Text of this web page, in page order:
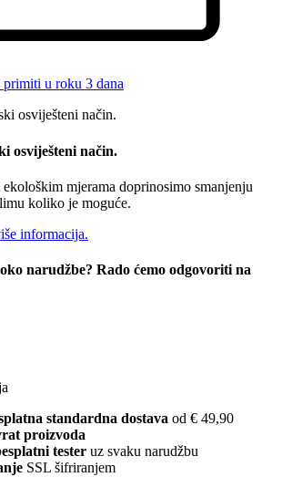
primiti u roku 3 dana
osviješteni način.
mjerama doprinosimo smanjenju
koliko je moguće.
informacija.
narudžbe? Rado ćemo odgovoriti na
standardna dostava od € 49,90
proizvoda
tester uz svaku narudžbu
SSL šifriranjem